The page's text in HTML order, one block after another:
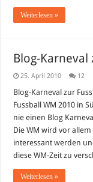
Weiterlesen »
Blog-Karneval
25. April 2010 12
Blog-Karneval zur
Fussball WM 2010 in
nie einen Blog
Die WM wird vor
interessant werden
diese WM-Zeit zu
Weiterlesen »